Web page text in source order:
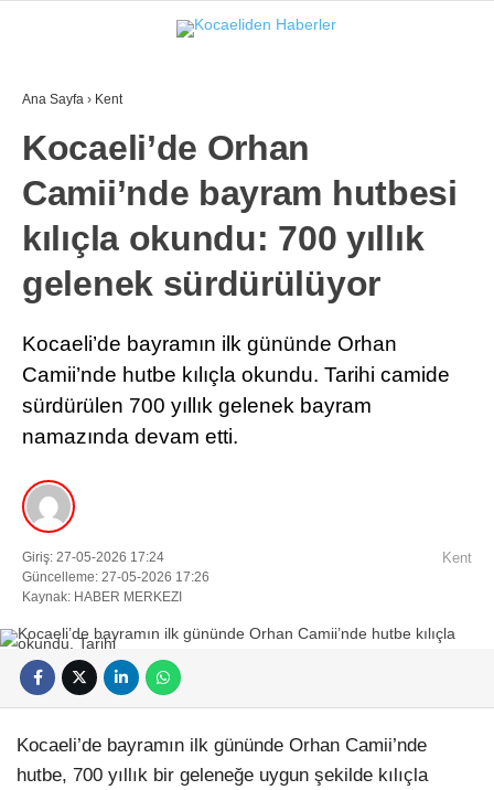
GÜNDEM
EKONOMI
POLITIKA
MAGAZIN
SAĞLIK
Ana Sayfa › Kent
Kocaeli’de Orhan
Camii’nde bayram hutbesi
kılıçla okundu: 700 yıllık
gelenek sürdürülüyor
Kocaeli’de bayramın ilk gününde Orhan
Camii’nde hutbe kılıçla okundu. Tarihi camide
sürdürülen 700 yıllık gelenek bayram
namazında devam etti.
Giriş: 27-05-2026 17:24
Güncelleme: 27-05-2026 17:26
Kaynak: HABER MERKEZI
Kent
Kocaeli’de bayramın ilk gününde Orhan Camii’nde
hutbe, 700 yıllık bir geleneğe uygun şekilde kılıçla